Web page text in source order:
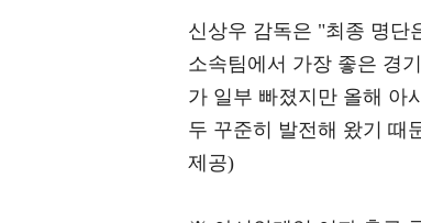
신상우 감독은 "최종 명단
소속팀에서 가장 좋은 경
가 일부 빠졌지만 올해 아
두 꾸준히 발전해 왔기 때
제공)